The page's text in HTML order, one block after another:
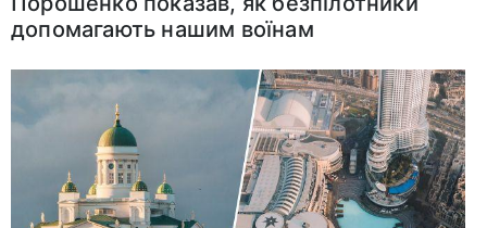
допомагають нашим воїнам